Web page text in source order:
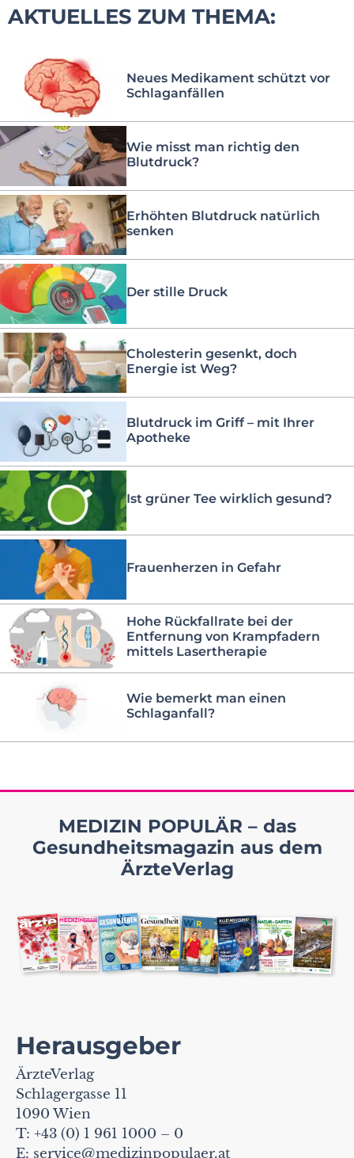
AKTUELLES ZUM THEMA:
Neues Medikament schützt vor
Schlaganfällen
Wie misst man richtig den
Blutdruck?
Erhöhten Blutdruck natürlich
senken
Der stille Druck
Cholesterin gesenkt, doch
Energie ist Weg?
Blutdruck im Griff – mit Ihrer
Apotheke
Ist grüner Tee wirklich gesund?
Frauenherzen in Gefahr
Hohe Rückfallrate bei der
Entfernung von Krampfadern
mittels Lasertherapie
Wie bemerkt man einen
Schlaganfall?
MEDIZIN POPULÄR – das
Gesundheitsmagazin aus dem
ÄrzteVerlag
Herausgeber
ÄrzteVerlag
Schlagergasse 11
1090 Wien
T: +43 (0) 1 961 1000 – 0
E: service@medizinpopulaer.at